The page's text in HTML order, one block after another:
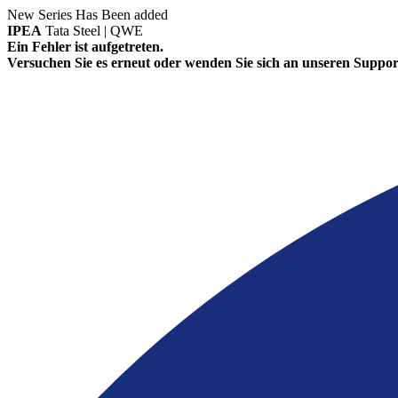
New Series Has Been added
IPEA Tata Steel | QWE
Ein Fehler ist aufgetreten.
Versuchen Sie es erneut oder wenden Sie sich an unseren